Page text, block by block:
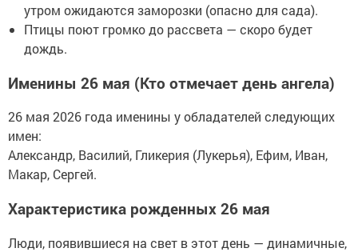
утром ожидаются заморозки (опасно для сада).
Птицы поют громко до рассвета — скоро будет
дождь.
Именины 26 мая (Кто отмечает день ангела)
26 мая 2026 года именины у обладателей следующих
имен:
Александр, Василий, Гликерия (Лукерья), Ефим, Иван,
Макар, Сергей.
Характеристика рожденных 26 мая
Люди, появившиеся на свет в этот день — динамичные,